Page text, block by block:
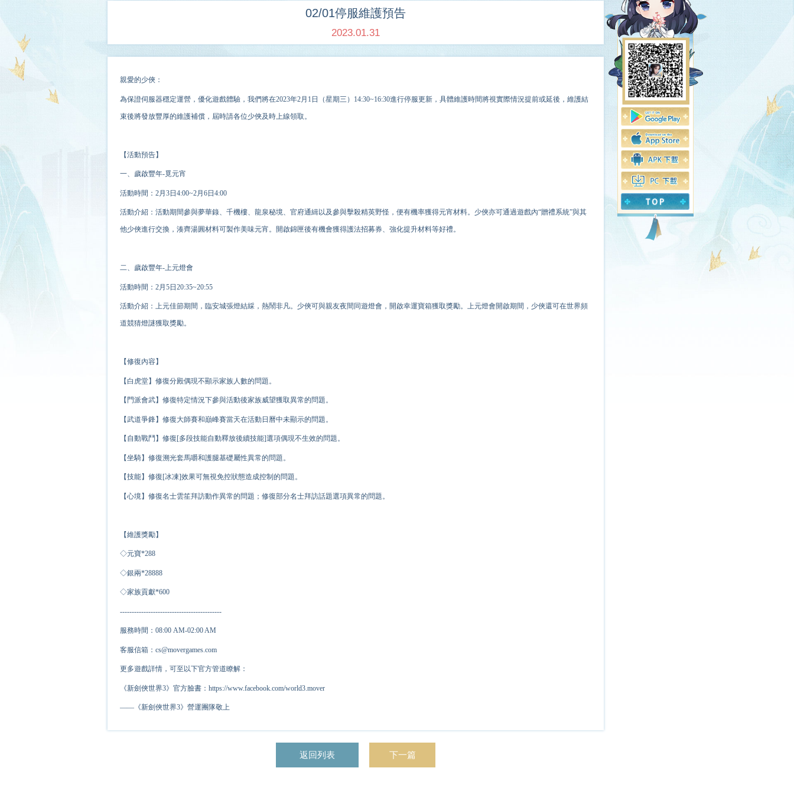
02/01停服維護預告
2023.01.31
親愛的少俠：
為保證伺服器穩定運營，優化遊戲體驗，我們將在2023年2月 1 日（星期三 ） 14:30~16:30進行停服更新，具體維護時間將視實際情況提前或延後，維護結
束後將發放豐厚的維護補償，屆時請各位少俠及時上線領取。
【活動預告】
一、歲啟豐年-覓元宵
活動時間：2月3日4:00~2月6日4:00
活動介紹：活動期間參與夢華錄、千機樓、龍泉秘境、官府通緝以及參與擊殺精英野怪，便有機率獲得元宵材料。少俠亦可通過遊戲內“贈禮系統”與其
他少俠進行交換，湊齊湯圓材料可製作美味元宵。開啟錦匣後有機會獲得護法招募券、強化提升材料等好禮。
二、歲啟豐年-上元燈會
活動時間：2月5日20:35~20:55
活動介紹：上元佳節期間，臨安城張燈結綵，熱鬧非凡。少俠可與親友夜間同遊燈會，開啟幸運寶箱獲取獎勵。上元燈會開啟期間，少俠還可在世界頻
道競猜燈謎獲取獎勵。
【修復內容】
【白虎堂】修復分殿偶現不顯示家族人數的問題。
【門派會武】修復特定情況下參與活動後家族威望獲取異常的問題。
【武道爭鋒】修復大師賽和巔峰賽當天在活動日曆中未顯示的問題。
【自動戰鬥】修復[多段技能自動釋放後續技能]選項偶現不生效的問題。
【坐騎】修復溯光套馬嚼和護腿基礎屬性異常的問題。
【技能】修復[冰凍]效果可無視免控狀態造成控制的問題。
【心境】修復名士雲笙拜訪動作異常的問題；修復部分名士拜訪話題選項異常的問題。
【維護獎勵】
◇元寶*288
◇銀兩*28888
◇家族貢獻*600
-------------------------------------------
服務時間：08:00 AM-02:00 AM
客服信箱：cs@movergames.com
更多遊戲詳情，可至以下官方管道瞭解：
《新劍俠世界3》官方臉書：https://www.facebook.com/world3.mover
——《新劍俠世界3》營運團隊敬上
返回列表 下一篇